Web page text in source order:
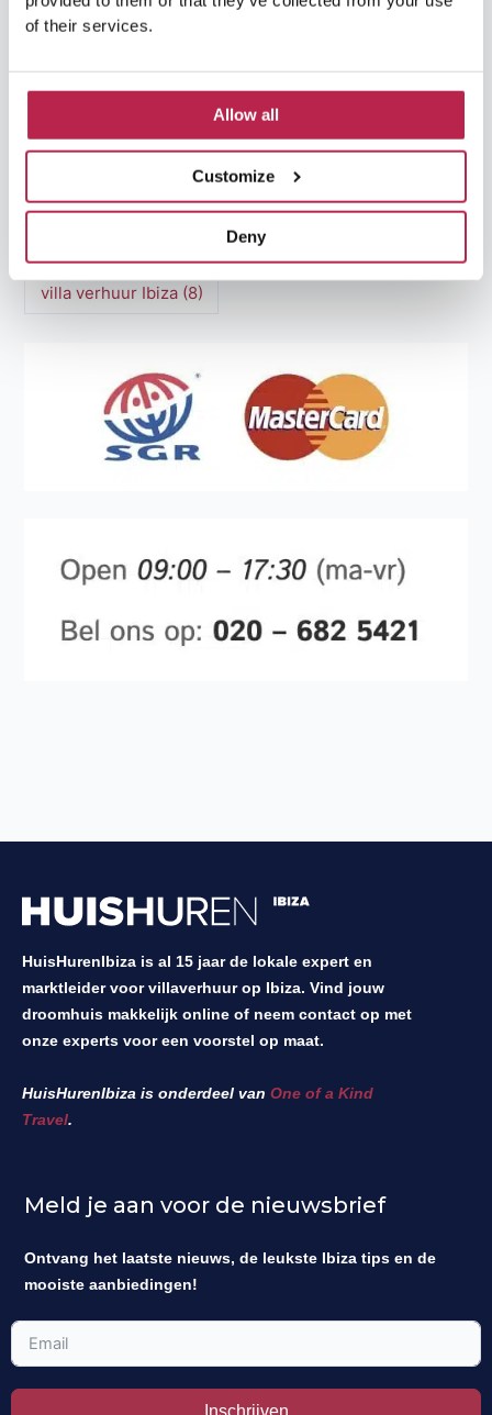
of their services.
Allow all
Customize
Deny
Luxe Villa Verhuur Ibiza(8) Middellandse Zee(5)
Sa Pedrera de Cala d'Hort(5)
(19)
villa verhuur Ibiza(8)
HuisHurenIbiza is al 15 jaar de lokale expert en
marktleider voor villaverhuur op Ibiza. Vind jouw
droomhuis makkelijk online of neem contact op met
onze experts voor een voorstel op maat.
HuisHurenIbiza is onderdeel van One of a Kind
Travel.
Meld je aan voor de nieuwsbrief
Ontvang het laatste nieuws, de leukste Ibiza tips en de
mooiste aanbiedingen!
Inschrijven